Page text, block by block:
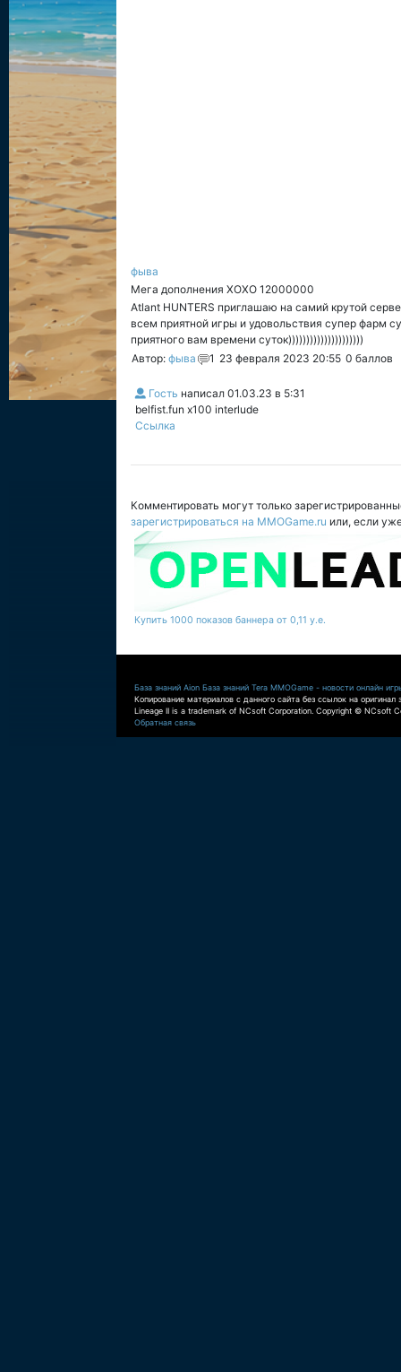
фыва
Мега дополнения XOXO 12000000
Atlant HUNTERS приглашаю на самий крутой
всем приятной игры и удовольствия супер фарм
приятного вам времени суток)))))))))))))))))))))
Автор: фыва 1 23 февраля 2023 20:55 0 баллов
Гость написал 01.03.23 в 5:31
belfist.fun x100 interlude
Ссылка
Комментировать могут только
зарегистрироваться на MMOGame.ru или, если
Купить 1000 показов баннера от 0,11 у.е.
База знаний Aion База знаний Tera MMOGame - новости онлайн
Копирование материалов с данного сайта без ссылок на оригинал
Lineage II is a trademark of NCsoft Corporation. Copyright © NCsoft
Обратная связь